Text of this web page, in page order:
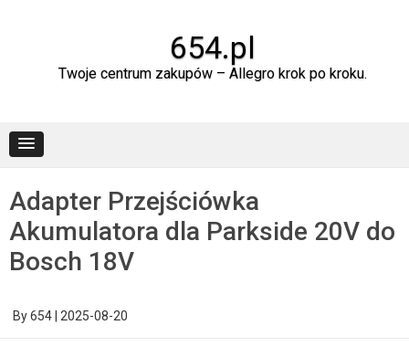
654.pl
Twoje centrum zakupów – Allegro krok po kroku.
Adapter Przejściówka
Akumulatora dla Parkside 20V do
Bosch 18V
By654 2025-08-20